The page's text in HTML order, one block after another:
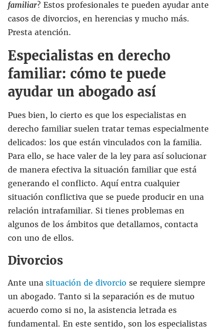
familiar? Estos profesionales te pueden ayudar ante
casos de divorcios, en herencias y mucho más.
Presta atención.
Especialistas en derecho
familiar: cómo te puede
ayudar un abogado así
Pues bien, lo cierto es que los especialistas en
derecho familiar suelen tratar temas especialmente
delicados: los que están vinculados con la familia.
Para ello, se hace valer de la ley para así solucionar
de manera efectiva la situación familiar que está
generando el conflicto. Aquí entra cualquier
situación conflictiva que se puede producir en una
relación intrafamiliar. Si tienes problemas en
algunos de los ámbitos que detallamos, contacta
con uno de ellos.
Divorcios
Ante una situación de divorcio se requiere siempre
un abogado. Tanto si la separación es de mutuo
acuerdo como si no, la asistencia letrada es
fundamental. En este sentido, son los especialistas